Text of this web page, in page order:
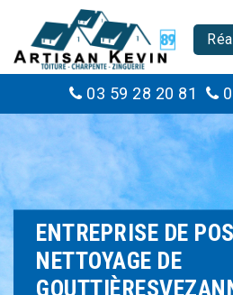
03 59 28 20 81
ENTREPRISE DE
NETTOYAGE DE